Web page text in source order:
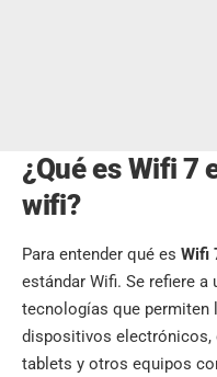
¿Qué es Wifi 7
wifi?
Para entender qué es Wifi
estándar Wifi. Se refiere
tecnologías que permiten
dispositivos electrónicos,
tablets y otros equipos